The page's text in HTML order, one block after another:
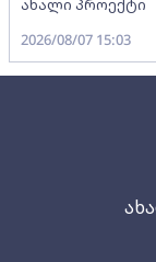
ახალი პროექტი
2026/08/07 15:03